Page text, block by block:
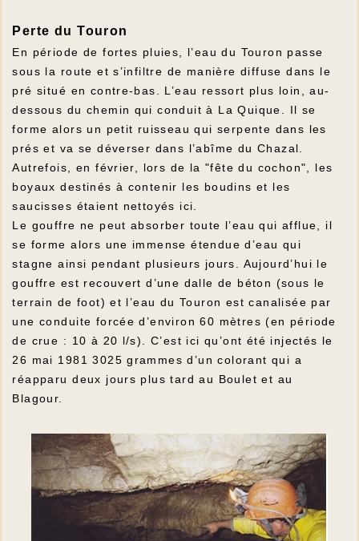
Perte du Touron
En période de fortes pluies, l’eau du Touron passe
sous la route et s’infiltre de manière diffuse dans le
pré situé en contre-bas. L’eau ressort plus loin, au-
dessous du chemin qui conduit à La Quique. Il se
forme alors un petit ruisseau qui serpente dans les
prés et va se déverser dans l’abîme du Chazal.
Autrefois, en février, lors de la "fête du cochon", les
boyaux destinés à contenir les boudins et les
saucisses étaient nettoyés ici.
Le gouffre ne peut absorber toute l’eau qui afflue, il
se forme alors une immense étendue d’eau qui
stagne ainsi pendant plusieurs jours. Aujourd’hui le
gouffre est recouvert d’une dalle de béton (sous le
terrain de foot) et l’eau du Touron est canalisée par
une conduite forcée d’environ 60 mètres (en période
de crue : 10 à 20 l/s). C’est ici qu’ont été injectés le
26 mai 1981 3025 grammes d’un colorant qui a
réapparu deux jours plus tard au Boulet et au
Blagour.